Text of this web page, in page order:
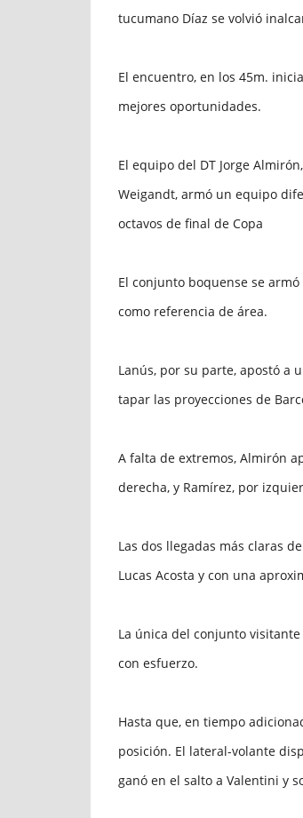
tucumano Díaz se volvió
El encuentro, en los 45m.
mejores oportunidades.
El equipo del DT Jorge
Weigandt, armó un equipo
octavos de final de Copa
El conjunto boquense se
como referencia de área.
Lanús, por su parte, apostó a
tapar las proyecciones de
A falta de extremos, Almirón
derecha, y Ramírez, por
Las dos llegadas más claras
Lucas Acosta y con una
La única del conjunto
con esfuerzo.
Hasta que, en tiempo
posición. El lateral-volante
ganó en el salto a Valentini y